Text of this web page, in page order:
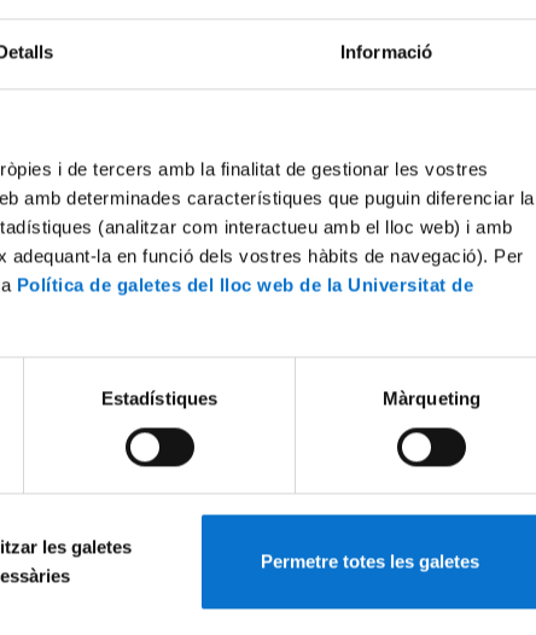
Informació
i de tercers amb la finalitat de gestionar les vostres
amb determinades característiques que puguin diferenciar la
(analitzar com interactueu amb el lloc web) i amb
adequant-la en funció dels vostres hàbits de navegació). Per
Política de galetes del lloc web de la Universitat de
Estadístiques Màrqueting
les galetes
Permetre totes les galetes
again